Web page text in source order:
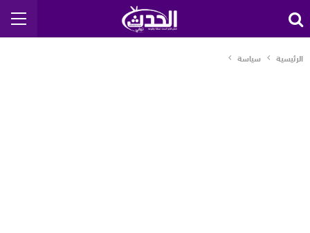
الرئيسية سياسة